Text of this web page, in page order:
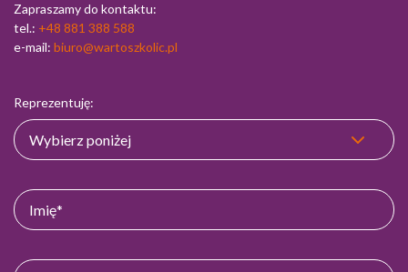
Zapraszamy do kontaktu:
tel.: +48 881 388 588
e-mail: biuro@wartoszkolic.pl
Reprezentuję: